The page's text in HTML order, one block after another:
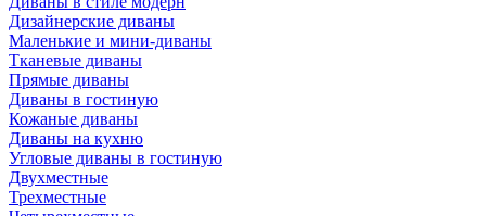
Дизайнерские диваны
Маленькие и мини-диваны
Тканевые диваны
Прямые диваны
Диваны в гостиную
Кожаные диваны
Диваны на кухню
Угловые диваны в гостиную
Двухместные
Трехместные